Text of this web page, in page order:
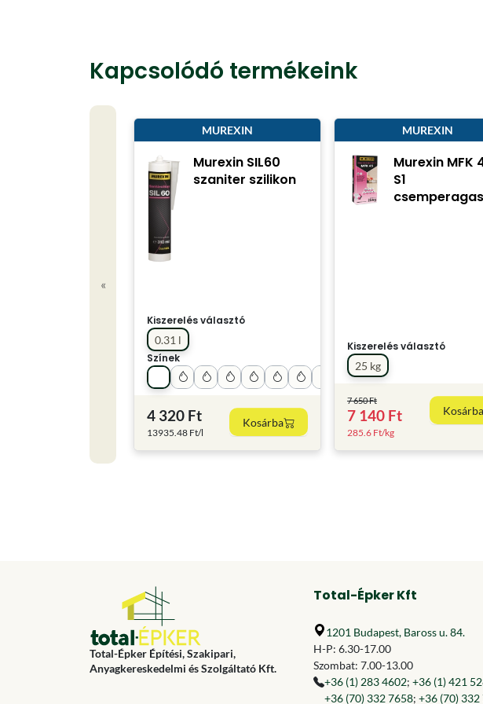
Kapcsolódó termékeink
«
MUREXIN
Murexin SIL60
szaniter szilikon
Kiszerelés választó
0.31 l
Színek
4 320 Ft
13935.48 Ft/l
Kosárba
MUREXIN
Murexin MFK
S1
Kiszerelés választó
25 kg
7 650 Ft
7 140 Ft
285.6 Ft/kg
Kosárba
Total-Épker Építési, Szakipari,
Anyagkereskedelmi és Szolgáltató Kft.
Total-Épker Kft
1201 Budapest, Baross u. 84.
H-P: 6.30-17.00
Szombat: 7.00-13.00
+36 (1) 283 4602; +36 (1) 421
+36 (70) 332 7658; +36 (70) 332